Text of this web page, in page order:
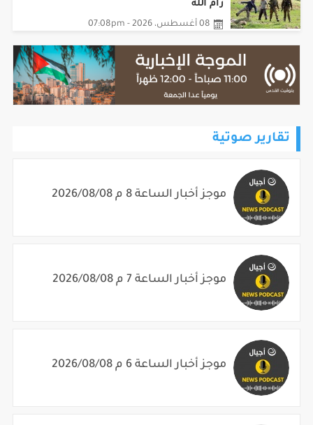
رام الله
08 أغسطس، 2026 - 07:08pm
تقارير صوتية
موجز أخبار الساعة 8 م 2026/08/08
موجز أخبار الساعة 7 م 2026/08/08
موجز أخبار الساعة 6 م 2026/08/08